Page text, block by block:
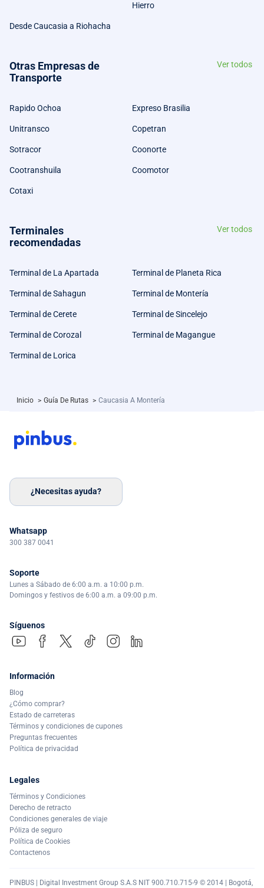
Hierro
Desde Caucasia a Riohacha
Otras Empresas de
Transporte
Ver todos
Rapido Ochoa Expreso Brasilia
Unitransco Copetran
Sotracor Coonorte
Cootranshuila Coomotor
Cotaxi
Terminales
recomendadas
Ver todos
Terminal de La Apartada Terminal de Planeta Rica
Terminal de Sahagun Terminal de Montería
Terminal de Cerete Terminal de Sincelejo
Terminal de Corozal Terminal de Magangue
Terminal de Lorica
Inicio > Guía De Rutas > Caucasia A Montería
¿Necesitas ayuda?
Whatsapp
300 387 0041
Soporte
Lunes a Sábado de 6:00 a.m. a 10:00 p.m.
Domingos y festivos de 6:00 a.m. a 09:00 p.m.
Síguenos
Información
Blog
¿Cómo comprar?
Estado de carreteras
Términos y condiciones de cupones
Preguntas frecuentes
Política de privacidad
Legales
Términos y Condiciones
Derecho de retracto
Condiciones generales de viaje
Póliza de seguro
Política de Cookies
Contactenos
PINBUS | Digital Investment Group S.A.S NIT 900.710.715-9 © 2014 | Bogotá,